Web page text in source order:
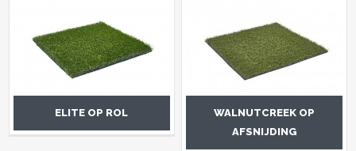
ELITE OP ROL
WALNUTCREEK OP
AFSNIJDING